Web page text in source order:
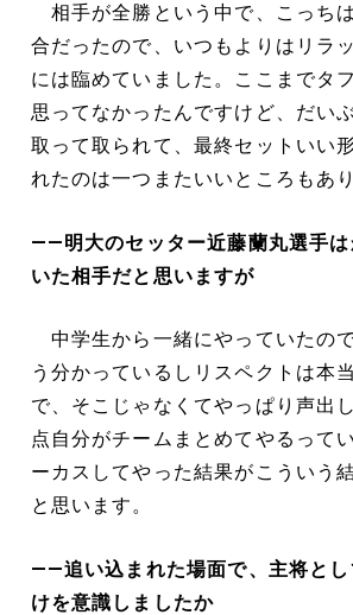
相手が全勝という中で、こっち
合だったので、いつもよりはリラ
には臨めていました。ここまでタ
思ってなかったんですけど、だい
取って取られて、最終セットいい
れたのは一つまたいいところもあ
――明大のセッター近藤蘭丸選手は
いた相手だと思いますが
中学生から一緒にやっていたの
う分かっているしリスペクトは本
で、そこじゃなくてやっぱり声出
点自分がチームまとめてやるって
ーカスしてやった結果がこういう
と思います。
――追い込まれた場面で、主将と
けを意識しましたか